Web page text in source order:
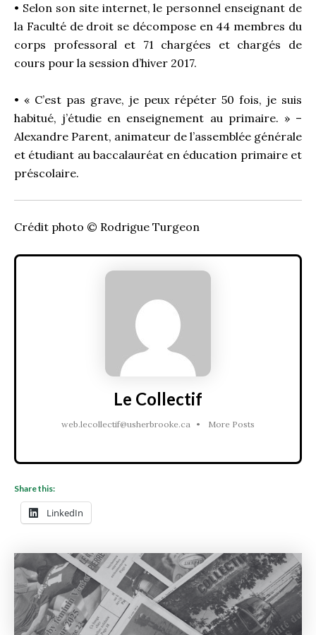
• Selon son site internet, le personnel enseignant de
la Faculté de droit se décompose en 44 membres du
corps professoral et 71 chargées et chargés de
cours pour la session d’hiver 2017.
• « C’est pas grave, je peux répéter 50 fois, je suis
habitué, j’étudie en enseignement au primaire. » –
Alexandre Parent, animateur de l’assemblée générale
et étudiant au baccalauréat en éducation primaire et
préscolaire.
Crédit photo © Rodrigue Turgeon
Le Collectif
web.lecollectif@usherbrooke.ca • More Posts
Share this:
LinkedIn